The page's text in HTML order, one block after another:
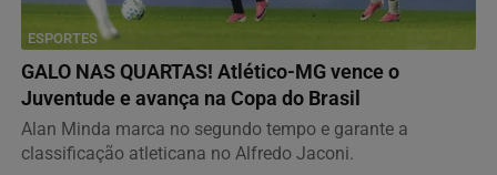
ESPORTES
GALO NAS QUARTAS! Atlético-MG vence o
Juventude e avança na Copa do Brasil
Alan Minda marca no segundo tempo e garante a
classificação atleticana no Alfredo Jaconi.